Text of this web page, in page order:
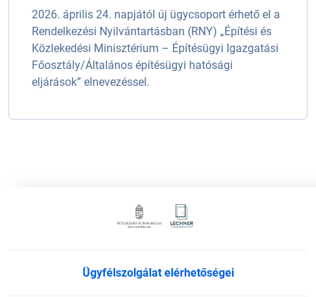
2026. április 24. napjától új ügycsoport érhető el a
Rendelkezési Nyilvántartásban (RNY) „Építési és
Közlekedési Minisztérium – Építésügyi Igazgatási
Főosztály/Általános építésügyi hatósági
eljárások” elnevezéssel.
Ügyfélszolgálat elérhetőségei